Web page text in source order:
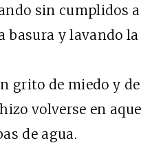
sin cumplidos
basura y lavando
grito de miedo y
volverse en
de agua.